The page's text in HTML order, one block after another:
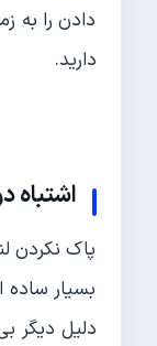
دادن را به
دارید.
اشتباه
پاک نکردن
بسیار
دلیل دیگر